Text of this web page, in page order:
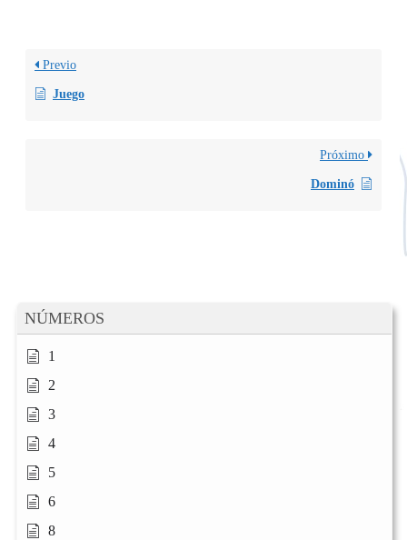
NÚMEROS
1
2
3
4
5
6
8
Previo
Juego
Próximo
Dominó